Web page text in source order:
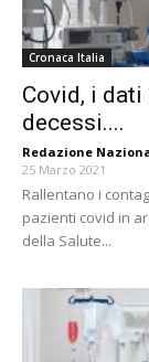
Cronaca Italia
Covid, i
decessi....
Redazione
25 Marzo 2021
Rallentano i
pazienti covid in
della Salute...